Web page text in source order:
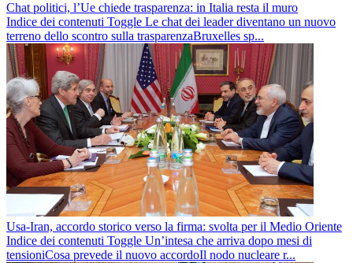
Chat politici, l’Ue chiede trasparenza: in Italia resta il muro
Indice dei contenuti Toggle Le chat dei leader diventano un nuovo
terreno dello scontro sulla trasparenzaBruxelles sp...
Usa-Iran, accordo storico verso la firma: svolta per il Medio Oriente
Indice dei contenuti Toggle Un’intesa che arriva dopo mesi di
tensioniCosa prevede il nuovo accordoIl nodo nucleare r...